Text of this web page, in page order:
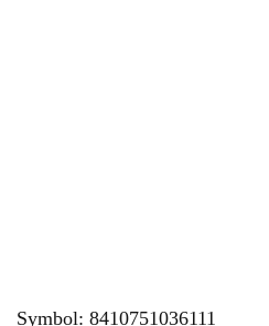
Symbol: 8410751036111